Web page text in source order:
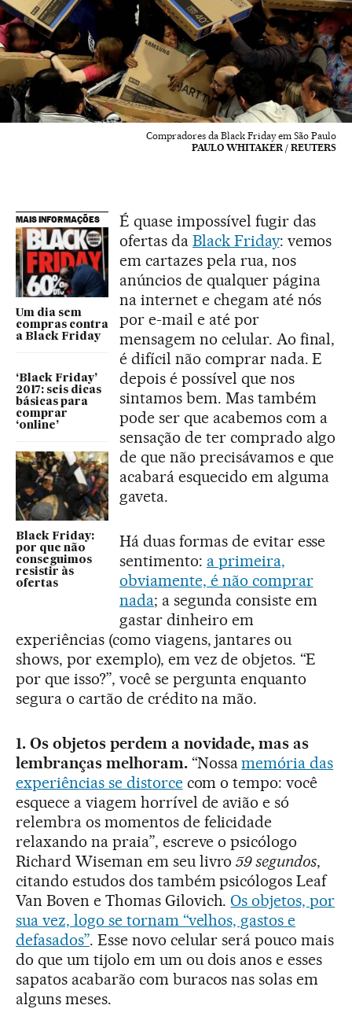
Compradores da Black Friday em São Paulo
PAULO WHITAKER / REUTERS
MAIS INFORMAÇÕES
Um dia sem
compras contra
a Black Friday
‘Black Friday’
2017: seis dicas
básicas para
comprar
‘online’
Black Friday:
por que não
conseguimos
resistir às
ofertas
É quase impossível fugir das
ofertas da Black Friday: vemos
em cartazes pela rua, nos
anúncios de qualquer página
na internet e chegam até nós
por e-mail e até por
mensagem no celular. Ao final,
é difícil não comprar nada. E
depois é possível que nos
sintamos bem. Mas também
pode ser que acabemos com a
sensação de ter comprado algo
de que não precisávamos e que
acabará esquecido em alguma
gaveta.
Há duas formas de evitar esse
sentimento: a primeira,
obviamente, é não comprar
nada; a segunda consiste em
gastar dinheiro em
experiências (como viagens, jantares ou
shows, por exemplo), em vez de objetos. “E
por que isso?”, você se pergunta enquanto
segura o cartão de crédito na mão.
1. Os objetos perdem a novidade, mas as
lembranças melhoram.“Nossamemória das
experiências se distorcecom o tempo: você
esquece a viagem horrível de avião e só
relembra os momentos de felicidade
relaxando na praia”, escreve o psicólogo
Richard Wiseman em seu livro59 segundos,
citando estudos dos também psicólogos Leaf
Van Boven e Thomas Gilovich. Os objetos, por
sua vez, logo se tornam “velhos, gastos e
defasados”. Esse novo celular será pouco mais
do que um tijolo em um ou dois anos e esses
sapatos acabarão com buracos nas solas em
alguns meses.